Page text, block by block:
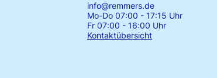
info@remmers.de
Mo-Do 07:00 - 17:15 Uhr
Fr 07:00 - 16:00 Uhr
Kontaktübersicht